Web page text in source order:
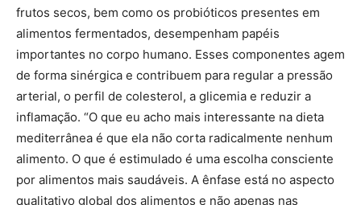
frutos secos, bem como os probióticos presentes em
alimentos fermentados, desempenham papéis
importantes no corpo humano. Esses componentes agem
de forma sinérgica e contribuem para regular a pressão
arterial, o perfil de colesterol, a glicemia e reduzir a
inflamação. “O que eu acho mais interessante na dieta
mediterrânea é que ela não corta radicalmente nenhum
alimento. O que é estimulado é uma escolha consciente
por alimentos mais saudáveis. A ênfase está no aspecto
qualitativo global dos alimentos e não apenas nas